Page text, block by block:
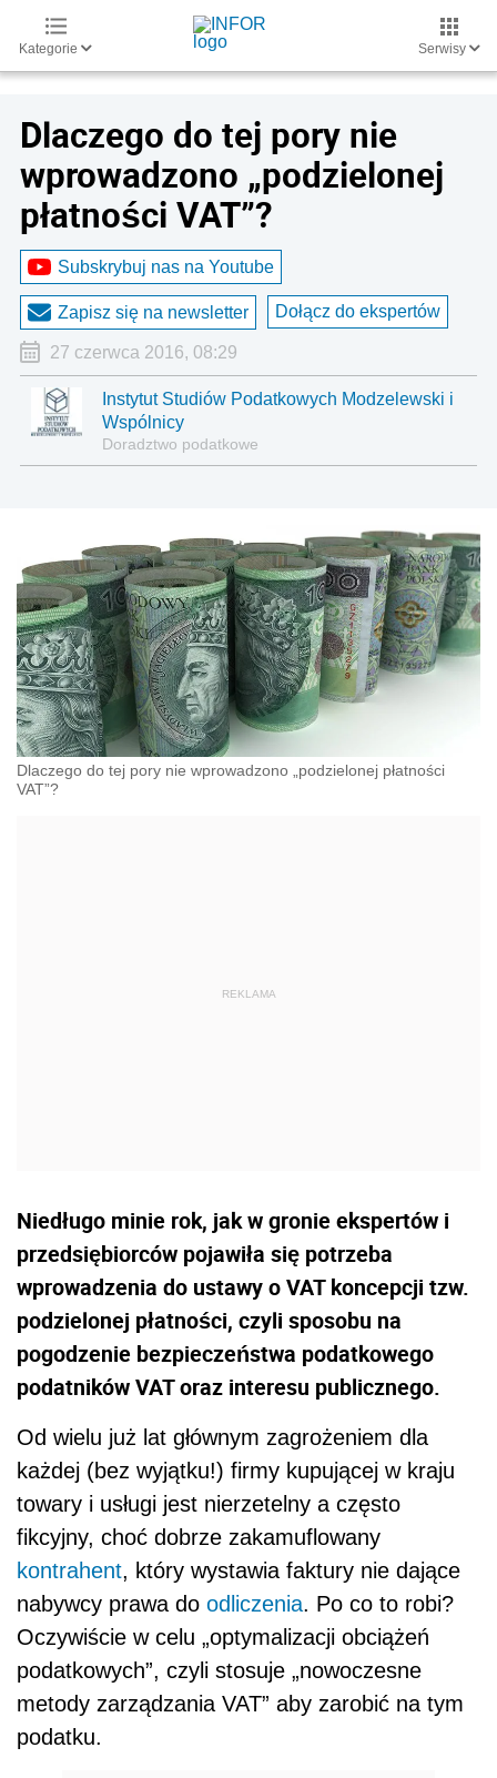
Kategorie Serwisy
Dlaczego do tej pory nie
wprowadzono „podzielonej
płatności VAT”?
Subskrybuj nas na Youtube
Zapisz się na newsletter Dołącz do ekspertów
27 czerwca 2016, 08:29
Instytut Studiów Podatkowych Modzelewski i
Wspólnicy
Doradztwo podatkowe
Dlaczego do tej pory nie wprowadzono „podzielonej płatności
VAT”?
Niedługo minie rok, jak w gronie ekspertów i
przedsiębiorców pojawiła się potrzeba
wprowadzenia do ustawy o VAT koncepcji tzw.
podzielonej płatności, czyli sposobu na
pogodzenie bezpieczeństwa podatkowego
podatników VAT oraz interesu publicznego.
Od wielu już lat głównym zagrożeniem dla
każdej (bez wyjątku!) firmy kupującej w kraju
towary i usługi jest nierzetelny a często
fikcyjny, choć dobrze zakamuflowany
kontrahent, który wystawia faktury nie dające
nabywcy prawa do odliczenia. Po co to robi?
Oczywiście w celu „optymalizacji obciążeń
podatkowych”, czyli stosuje „nowoczesne
metody zarządzania VAT” aby zarobić na tym
podatku.